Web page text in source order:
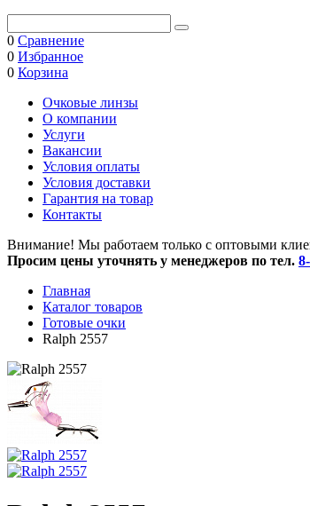
0 Сравнение
0 Избранное
0 Корзина
Очковые линзы
O компании
Услуги
Вакансии
Условия оплаты
Условия доставки
Гарантия на товар
Контакты
Внимание! Мы работаем только с оптовыми
Просим цены уточнять у менеджеров по тел.
Главная
Каталог товаров
Готовые очки
Ralph 2557